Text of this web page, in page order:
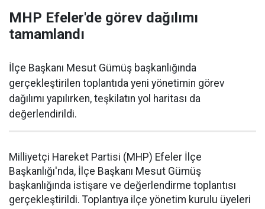
MHP Efeler'de görev dağılımı
tamamlandı
İlçe Başkanı Mesut Gümüş başkanlığında
gerçekleştirilen toplantıda yeni yönetimin görev
dağılımı yapılırken, teşkilatın yol haritası da
değerlendirildi.
Milliyetçi Hareket Partisi (MHP) Efeler İlçe
Başkanlığı'nda, İlçe Başkanı Mesut Gümüş
başkanlığında istişare ve değerlendirme toplantısı
gerçekleştirildi. Toplantıya ilçe yönetim kurulu üyeleri